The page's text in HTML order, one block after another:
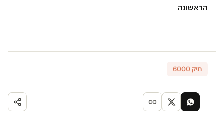
הראשונה
תיק 6000